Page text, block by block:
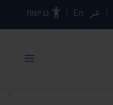
عر En נגישות